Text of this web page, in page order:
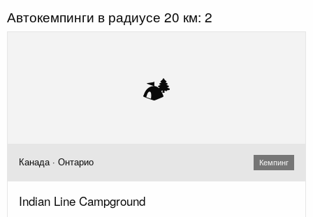
Автокемпинги в радиусе 20 км: 2
🏕️
Канада · Онтарио Кемпинг
Indian Line Campground